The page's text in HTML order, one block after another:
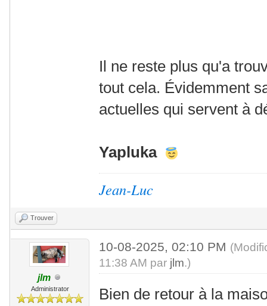
uid: 3C-64-51-
name: "Carte
Il ne reste plus qu'a
tout cela. Évidemment
actuelles qui servent à
Yapluka
Jean-Luc
Trouver
jlm
Administrator
10-08-2025, 02:10 PM
11:38 AM par jlm.)
Bien de retour à la